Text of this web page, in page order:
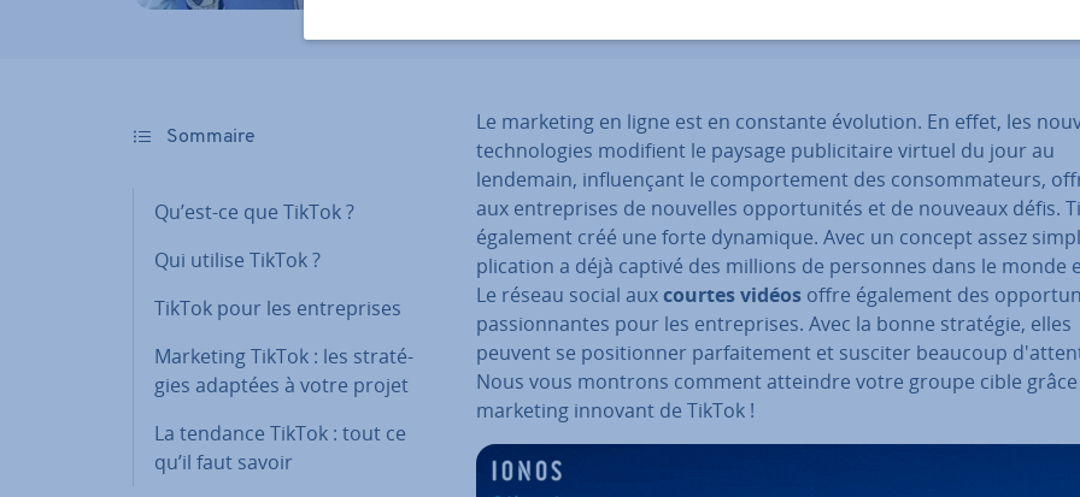
Sommaire
Qu’est-ce que TikTok ?
Qui utilise TikTok ?
TikTok pour les en­tre­prises
Marketing TikTok : les stra­té­
gies adaptées à votre projet
La tendance TikTok : tout ce
qu’il faut savoir
Le marketing en ligne est en constante évolution. En effet, les
tech­no­lo­gies modifient le paysage pu­bli­ci­taire virtuel du jour au
lendemain, in­fluen­çant le com­por­te­ment des con­som­ma­teurs,
aux en­tre­prises de nouvelles op­por­tu­ni­tés et de nouveaux défis.
également créé une forte dynamique. Avec un concept assez
pli­ca­tion a déjà captivé des millions de personnes dans le monde
Le réseau social auxcourtes vidéos offre également des
pas­sion­nantes pour les en­tre­prises. Avec la bonne stratégie, elles
peuvent se po­si­tion­ner par­fai­te­ment et susciter beaucoup
Nous vous montrons comment atteindre votre groupe cible
marketing innovant de TikTok !